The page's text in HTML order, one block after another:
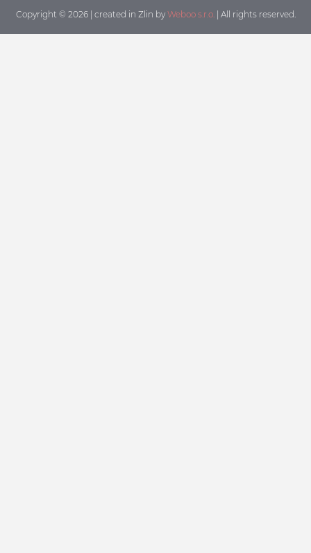
Copyright © 2026 | created in Zlin by Weboo s.r.o. | All rights reserved.